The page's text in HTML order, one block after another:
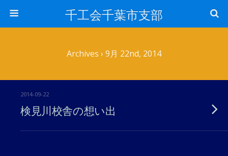
千工会千葉市支部
Archives › 9月 22nd, 2014
2014-09-22
検見川校舎の想い出